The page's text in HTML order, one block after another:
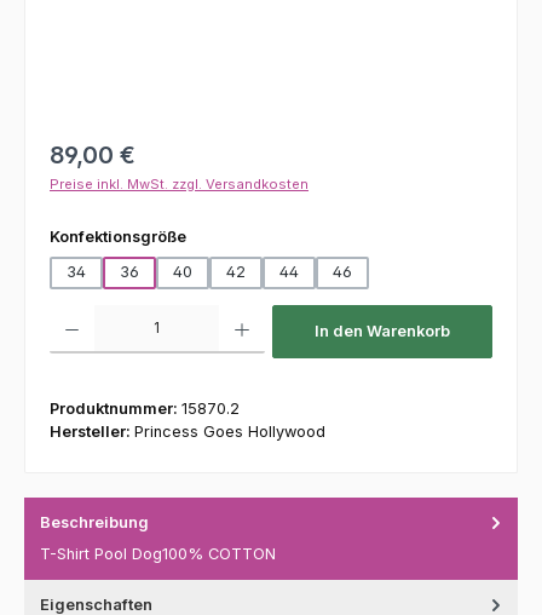
Regulärer Preis:
89,00 €
Preise inkl. MwSt. zzgl. Versandkosten
Konfektionsgrößeauswählen
34
36 40 42 44 46
In den Warenkorb
Produktnummer: 15870.2
Hersteller: Princess Goes Hollywood
Beschreibung
T-Shirt Pool Dog100% COTTON
Eigenschaften